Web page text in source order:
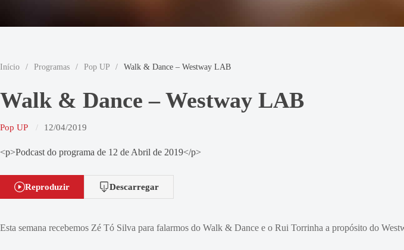
Início / Programas / Pop UP / Walk & Dance – Westway LAB
Walk & Dance – Westway LAB
Pop UP 12/04/2019
<p>Podcast do programa de 12 de Abril de 2019</p>
Reproduzir Descarregar
Esta semana recebemos Zé Tó Silva para falarmos do Walk & Dance e o Rui Torrinha a propósito do